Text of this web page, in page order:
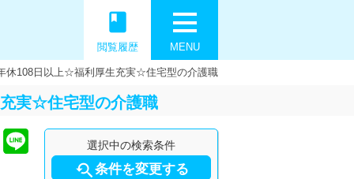
MENU
book
閲覧履歴
108日以上☆福利厚生充実☆住宅型の介護職
実☆住宅型の介護職
選択中の検索条件
条件を変更する